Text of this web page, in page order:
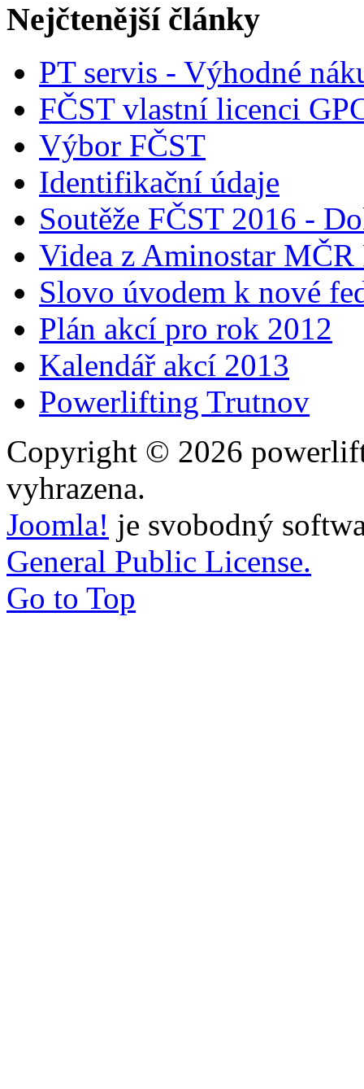
Nejčtenější články
PT servis - Výhodné
FČST vlastní licenci
Výbor FČST
Identifikační údaje
Soutěže FČST 2016 -
Videa z Aminostar MČR
Slovo úvodem k nové
Plán akcí pro rok 2012
Kalendář akcí 2013
Powerlifting Trutnov
Copyright © 2026
vyhrazena.
Joomla! je svobodný
General Public License.
Go to Top